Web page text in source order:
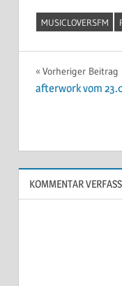
MUSICLOVERSFM
Vorheriger Beitrag
afterwork vom
KOMMENTAR